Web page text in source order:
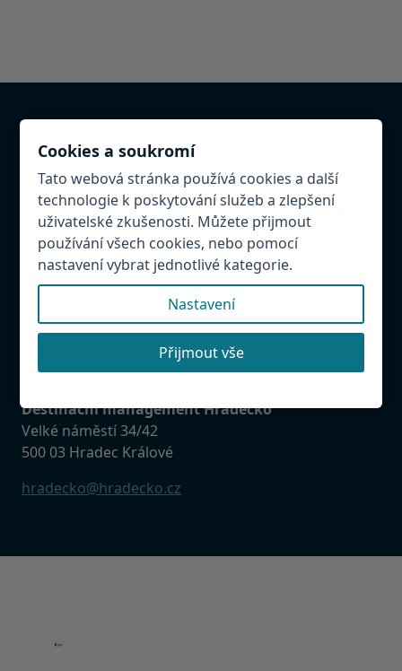
Chcete být v databázi?
Provozujete atrakci, restauraci, penzion v
Hradeckém regionu. Napište nám! Rádi Vás přidáme
do databáze.
Našli jste chybu?
Budeme rádi, když nám ji napíšete, abychom mohli
databázi udržovat aktuální.
Destinační management Hradecko
Destinační management Hradecko
Velké náměstí 34/42
500 03 Hradec Králové
hradecko@hradecko.cz
Cookies a soukromí
Tato webová stránka používá cookies a další
technologie k poskytování služeb a zlepšení
uživatelské zkušenosti. Můžete přijmout
používání všech cookies, nebo pomocí
nastavení vybrat jednotlivé kategorie.
Nastavení
Přijmout vše